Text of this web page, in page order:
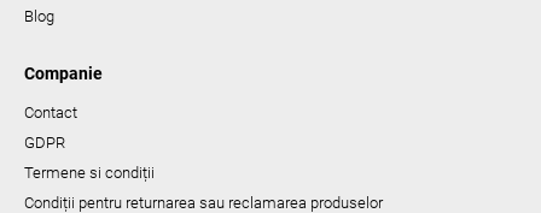
Blog
Companie
Contact
GDPR
Termene si condiții
Condiții pentru returnarea sau reclamarea produselor